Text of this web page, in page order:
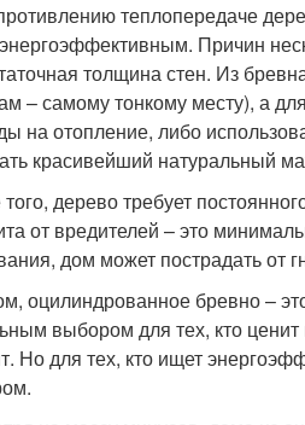
теплопередаче
Причин
толщина стен. Из
– самому тонкому месту), а
на отопление, либо
красивейший натуральный
дерево требует
от вредителей – это
дом может пострадать от
оцилиндрованное бревно –
выбором для тех, кто
Но для тех, кто ищет